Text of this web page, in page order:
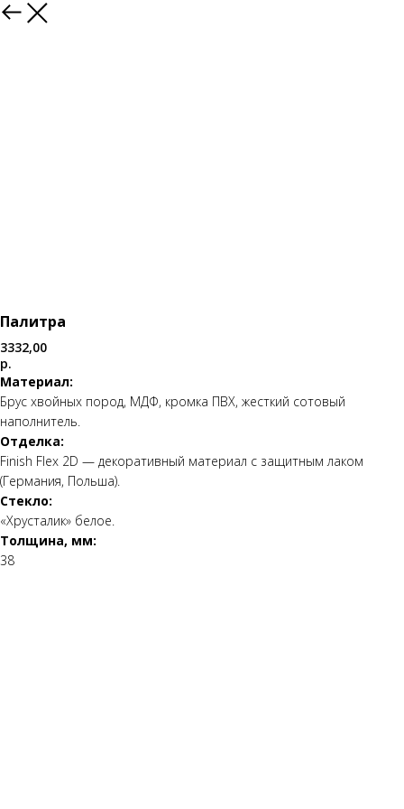
Каталог
Палитра
3332,00
р.
Материал:
Брус хвойных пород, МДФ, кромка ПВХ, жесткий сотовый
наполнитель.
Отделка:
Finish Flex 2D — декоративный материал с защитным лаком
(Германия, Польша).
Стекло:
«Хрусталик» белое.
Толщина, мм:
38